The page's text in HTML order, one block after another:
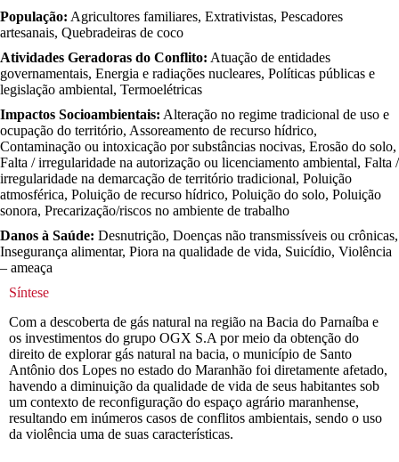
População: Agricultores familiares, Extrativistas, Pescadores
artesanais, Quebradeiras de coco
Atividades Geradoras do Conflito: Atuação de entidades
governamentais, Energia e radiações nucleares, Políticas públicas e
legislação ambiental, Termoelétricas
Impactos Socioambientais: Alteração no regime tradicional de uso e
ocupação do território, Assoreamento de recurso hídrico,
Contaminação ou intoxicação por substâncias nocivas, Erosão do solo,
Falta / irregularidade na autorização ou licenciamento ambiental, Falta /
irregularidade na demarcação de território tradicional, Poluição
atmosférica, Poluição de recurso hídrico, Poluição do solo, Poluição
sonora, Precarização/riscos no ambiente de trabalho
Danos à Saúde: Desnutrição, Doenças não transmissíveis ou crônicas,
Insegurança alimentar, Piora na qualidade de vida, Suicídio, Violência
– ameaça
Síntese
Com a descoberta de gás natural na região na Bacia do Parnaíba e
os investimentos do grupo OGX S.A por meio da obtenção do
direito de explorar gás natural na bacia, o município de Santo
Antônio dos Lopes no estado do Maranhão foi diretamente afetado,
havendo a diminuição da qualidade de vida de seus habitantes sob
um contexto de reconfiguração do espaço agrário maranhense,
resultando em inúmeros casos de conflitos ambientais, sendo o uso
da violência uma de suas características.